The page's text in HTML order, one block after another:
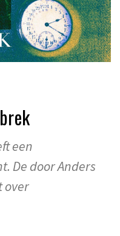
een
De door Anders
over